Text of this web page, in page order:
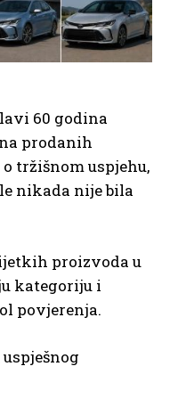
60 godina
prodanih
tržišnom uspjehu,
nikada nije bila
proizvoda u
kategoriju i
povjerenja.